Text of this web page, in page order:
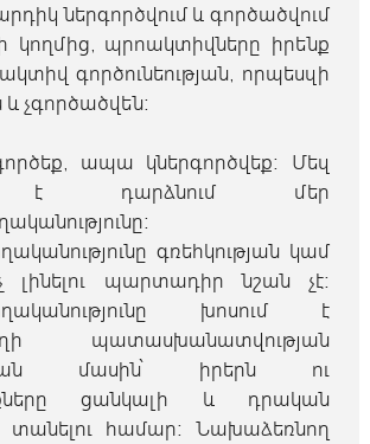
ներգործվում և գործածվում
կողմից, պրոակտիվները իրենք
գործունեության, որպեսզի
և չգործածվեն։
ապա կներգործվեք։ Մեզ
է դարձնում մեր
գռեհկության կամ
լինելու պարտադիր նշան չէ։
խոսում է
պատասխանատվության
մասին՝ իրերն ու
ցանկալի և դրական
տանելու համար։ Նախաձեռնող